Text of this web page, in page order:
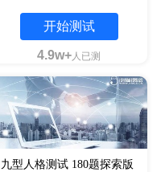
开始测试
4.9w+人已测
九型人格测试 180题探索版